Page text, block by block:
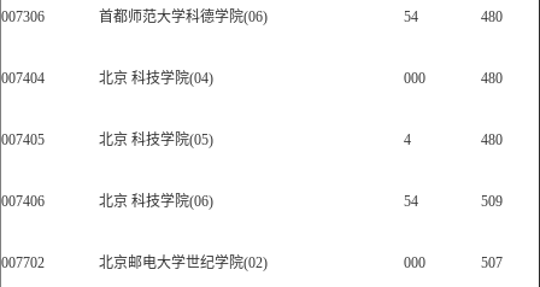
007306 首都师范大学科德学院(06) 54 480
007404 北京 科技学院(04) 000 480
007405 北京 科技学院(05) 4 480
007406 北京 科技学院(06) 54 509
007702 北京邮电大学世纪学院(02) 000 507